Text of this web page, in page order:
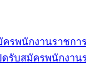
รพนักงานราชก
รับสมัครพนักงา